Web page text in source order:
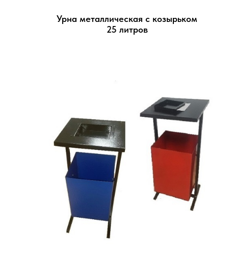
Урна металлическая с козырьком
25 литров